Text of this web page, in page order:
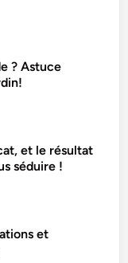
? Astuce
et le résultat
séduire !
et